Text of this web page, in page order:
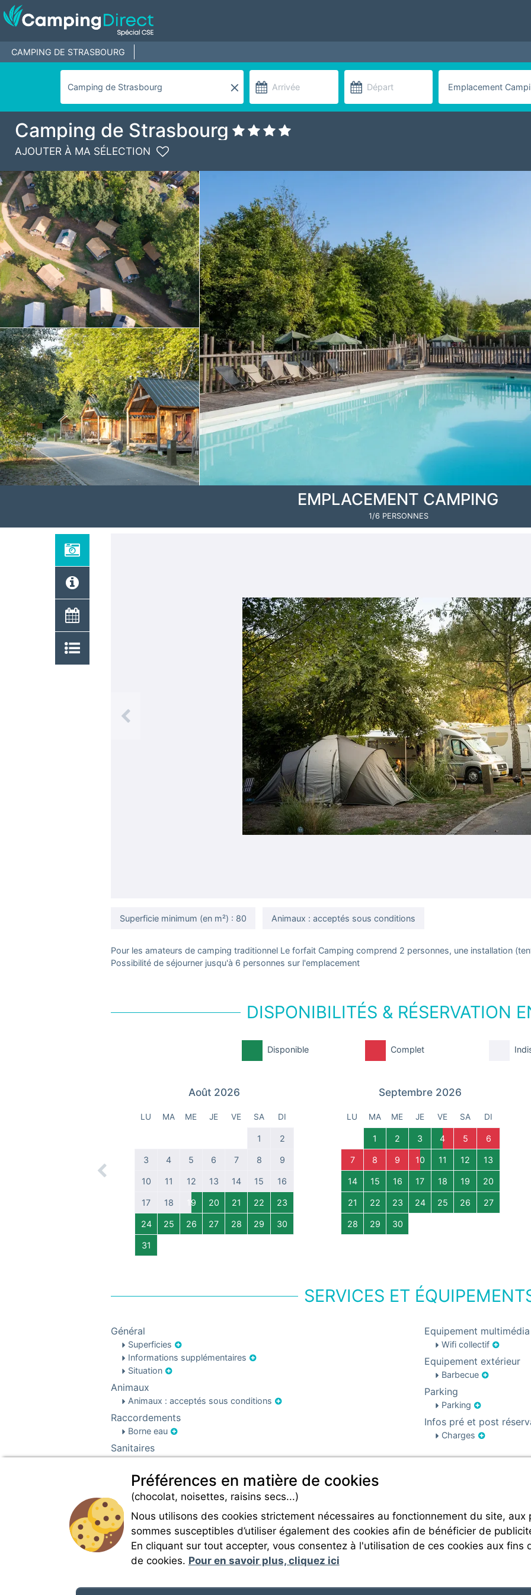
CAMPING DE STRASBOURG
Camping de Strasbourg
AJOUTER À MA SÉLECTION
EMPLACEMENT CAMPING
1/6 PERSONNES
Previous
Superficie minimum (en m²) : 80 Animaux : acceptés sous conditions
Pour les amateurs de camping traditionnel Le forfait Camping comprend 2 personnes, une installation
Possibilité de séjourner jusqu'à 6 personnes sur l'emplacement
DISPONIBILITÉS & RÉSERVATION
Disponible Complet
Previous
Août 2026
LU MA ME JE VE SA DI
1 2
3 4 5 6 7 8 9
10 11 12 13 14 15 16
17 18 19 20 21 22 23
24 25 26 27 28 29 30
31
Septembre 2026
LU MA ME JE VE SA DI
1 2 3 4 5 6
7 8 9 10 11 12 13
14 15 16 17 18 19 20
21 22 23 24 25 26 27
28 29 30
SERVICES ET
Général
Superficies
Informations supplémentaires
Situation
Animaux
Animaux : acceptés sous conditions
Raccordements
Borne eau
Sanitaires
Equipement multimédia
Wifi collectif
Equipement extérieur
Barbecue
Parking
Parking
Infos pré et post
Charges
Rejoignez-nous
Préférences en matière de cookies
(chocolat, noisettes, raisins secs...)
Nous utilisons des cookies strictement nécessaires au fonctionnement du site,
sommes susceptibles d’utiliser également des cookies afin de bénéficier de
En cliquant sur tout accepter, vous consentez à l'utilisation de ces cookies aux
de cookies. Pour en savoir plus, cliquez ici